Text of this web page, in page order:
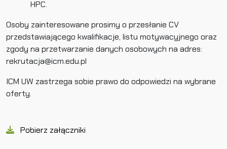
HPC.
Osoby zainteresowane prosimy o przesłanie CV
przedstawiającego kwalifikacje, listu motywacyjnego oraz
zgody na przetwarzanie danych osobowych na adres:
rekrutacja@icm.edu.pl
ICM UW zastrzega sobie prawo do odpowiedzi na wybrane
oferty.
Pobierz załączniki